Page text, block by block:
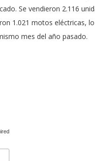
Se vendieron 2.116
1.021 motos eléctricas,
mes del año pasado.